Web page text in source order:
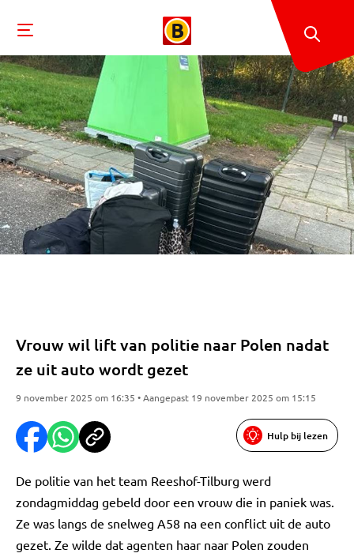
Vrouw wil lift van politie naar Polen nadat
ze uit auto wordt gezet
9 november 2025 om 16:35 • Aangepast 19 november 2025 om 15:15
Hulp bij lezen
De politie van het team Reeshof-Tilburg werd
zondagmiddag gebeld door een vrouw die in paniek was.
Ze was langs de snelweg A58 na een conflict uit de auto
gezet. Ze wilde dat agenten haar naar Polen zouden